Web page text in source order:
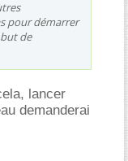
pour démarrer
de
lancer
demanderai